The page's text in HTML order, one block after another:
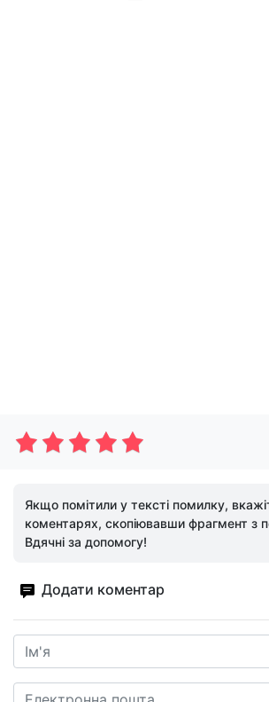
Якщо помітили у тексті помилку,
коментарях, скопіювавши фрагмент з
Вдячні за допомогу!
Додати коментар